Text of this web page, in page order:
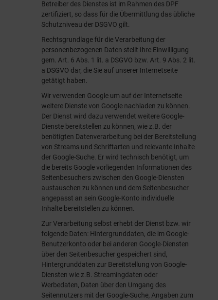
Betreiber des Dienstes ist im Rahmen des DPF
zertifiziert, so dass für die Übermittlung das übliche
Schutzniveau der DSGVO gilt.
Rechtsgrundlage für die Verarbeitung der
personenbezogenen Daten stellt Ihre Einwilligung
gem. Art. 6 Abs. 1 lit. a DSGVO bzw. Art. 9 Abs. 2 lit.
a DSGVO dar, die Sie auf unserer Internetseite
getätigt haben.
Wir verwenden Google um auf der Internetseite
weitere Dienste von Google nachladen zu können.
Der Dienst wird dazu verwendet weitere Google-
Dienste bereitstellen zu können, wie z.B. der
benötigten Datenverarbeitung bei der Bereitstellung
von Streams und Schriftarten und relevante Inhalte
der Google-Suche. Er wird technisch benötigt, um
die bereits Google vorliegenden Informationen des
Seitenbesuchers zwischen den Google-Diensten
austauschen zu können und dem Seitenbesucher
angepasst an sein Google-Konto individuelle
Inhalte bereitstellen zu können.
Zur Verarbeitung selbst erhebt der Dienst bzw. wir
folgende Daten: Hintergrunddaten, die im Google-
Benutzerkonto oder bei anderen Google-Diensten
über den Seitenbesucher gespeichert sind,
Hintergrunddaten zur Bereitstellung von Google-
Diensten wie z.B. Streamingdaten oder
Werbedaten, Daten über den Umgang des
Seitennutzers mit der Google-Suche, Angaben zum